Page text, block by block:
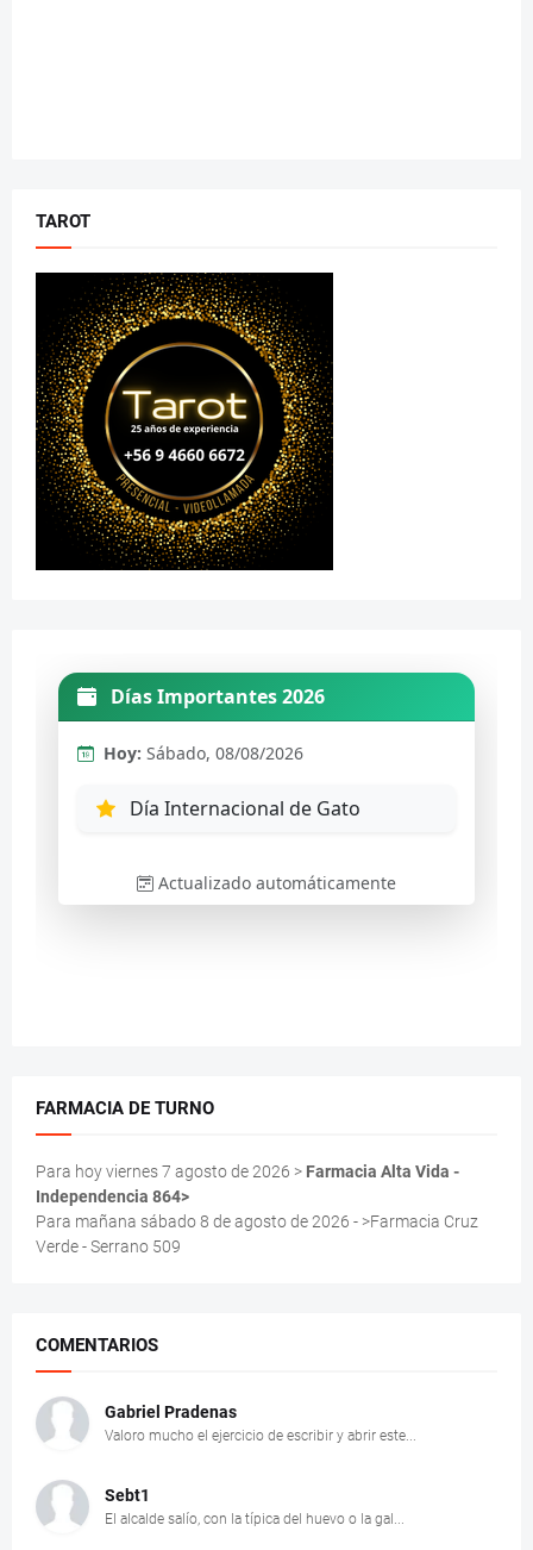
TAROT
FARMACIA DE TURNO
Para hoy viernes 7 agosto de 2026 > Farmacia Alta Vida -
Independencia 864>
Para mañana sábado 8 de agosto de 2026 - >Farmacia Cruz
Verde - Serrano 509
COMENTARIOS
Gabriel Pradenas
Valoro mucho el ejercicio de escribir y abrir este...
Sebt1
El alcalde salío, con la típica del huevo o la gal...